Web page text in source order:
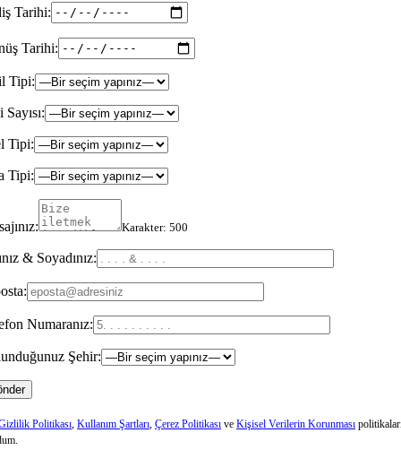
Tarihi:
Tarihi:
Tipi:
Tipi:
Tipi:
Karakter: 500
& Soyadınız:
Numaranız:
Şehir:
Politikası Kullanım Şartları Çerez Politikası ve Kişisel Verilerin Korunması